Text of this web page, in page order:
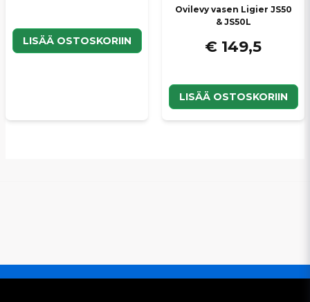
LISÄÄ OSTOSKORIIN
Ovilevy vasen Ligier JS50
& JS50L
€ 149,5
LISÄÄ OSTOSKORIIN